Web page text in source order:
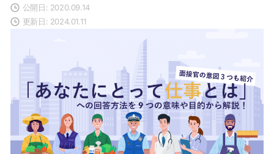
公開日: 2020.09.14
更新日: 2024.01.11